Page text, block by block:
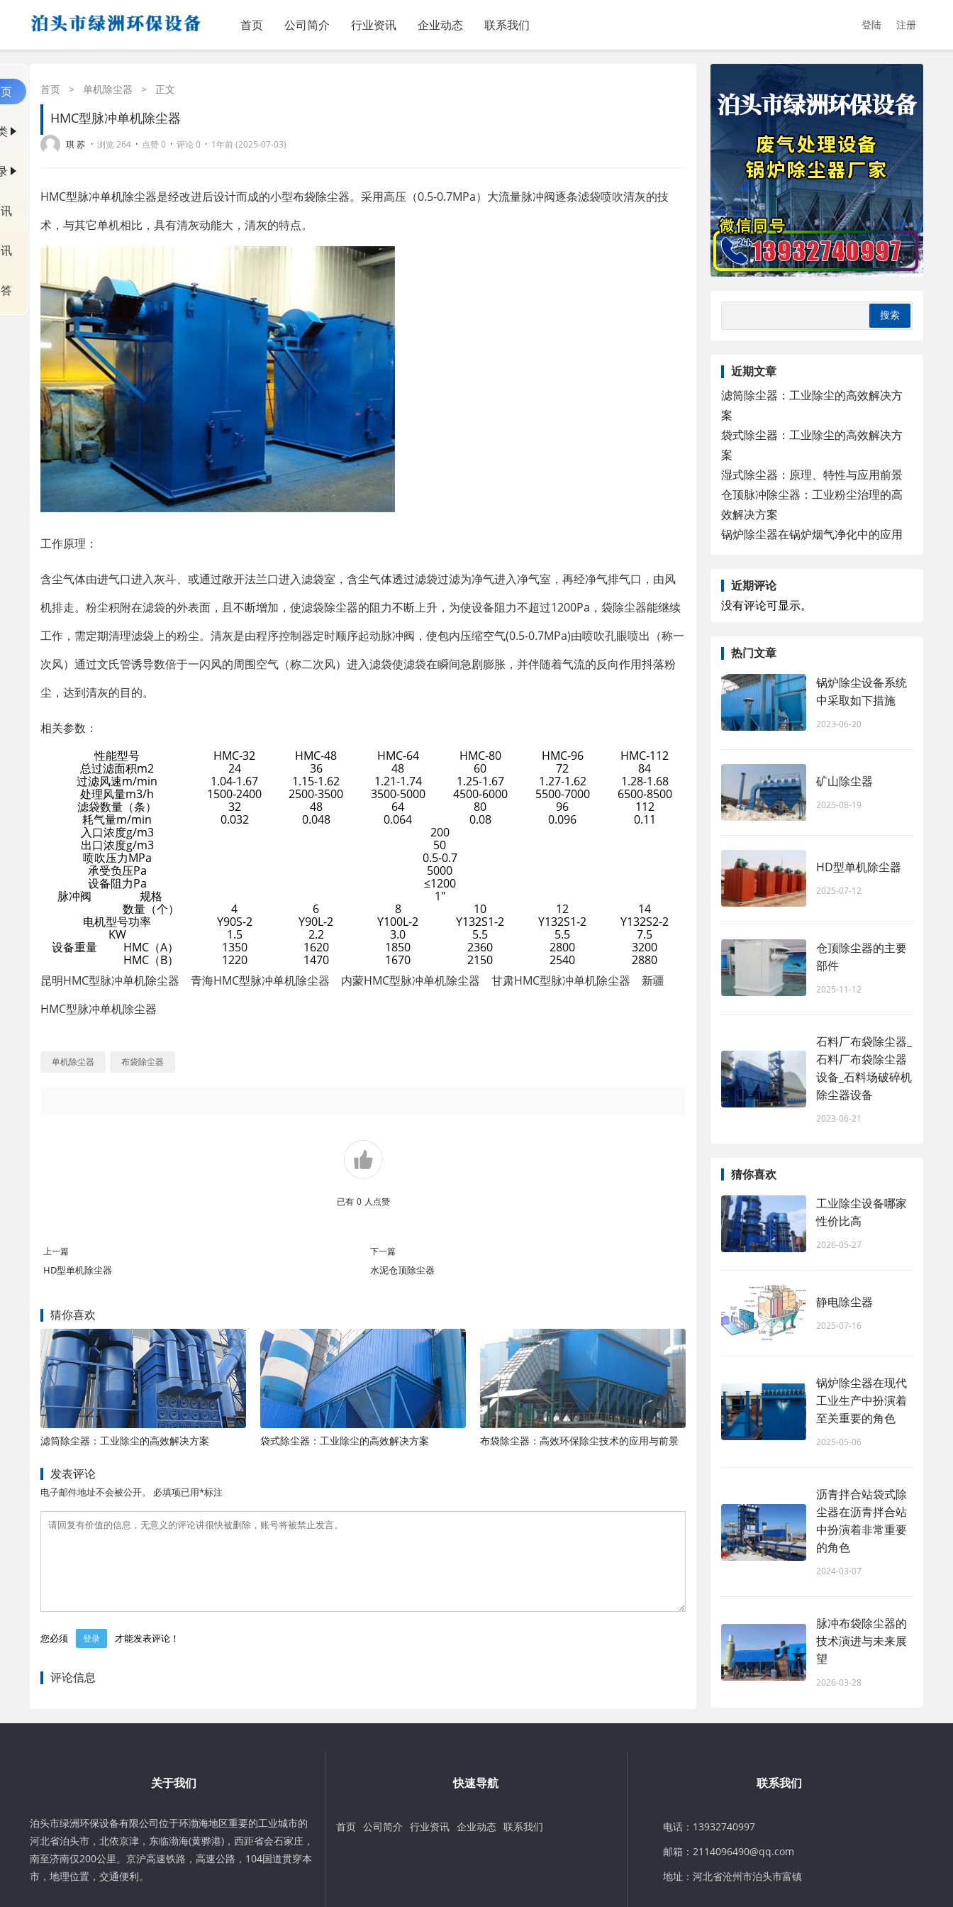
首页 公司简介 行业资讯 企业动态 联系我们 登陆 注册
首页 > 单机除尘器 > 正文
HMC型脉冲单机除尘器
琪 苏 · 浏览 264 · 点赞 0 · 评论 0 · 1年前 (2025-07-03)
HMC型脉冲单机除尘器是经改进后设计而成的小型布袋除尘器。采用高压（0.5-0.7MPa）大流量脉冲阀逐条滤袋喷吹清灰的技
术，与其它单机相比，具有清灰动能大，清灰的特点。
工作原理：
含尘气体由进气口进入灰斗、或通过敞开法兰口进入滤袋室，含尘气体透过滤袋过滤为净气进入净气室，再经净气排气口，由风
机排走。粉尘积附在滤袋的外表面，且不断增加，使滤袋除尘器的阻力不断上升，为使设备阻力不超过1200Pa，袋除尘器能继续
工作，需定期清理滤袋上的粉尘。清灰是由程序控制器定时顺序起动脉冲阀，使包内压缩空气(0.5-0.7MPa)由喷吹孔眼喷出（称一
次风）通过文氏管诱导数倍于一闪风的周围空气（称二次风）进入滤袋使滤袋在瞬间急剧膨胀，并伴随着气流的反向作用抖落粉
尘，达到清灰的目的。
相关参数：
性能型号
HMC-32 HMC-48 HMC-64 HMC-80 HMC-96
HMC-112
总过滤面积m2
24 36 48 60 72
84
过滤风速m/min
1.04-1.67 1.15-1.62 1.21-1.74 1.25-1.67 1.27-1.62
1.28-1.68
处理风量m3/h
1500-2400 2500-3500 3500-5000 4500-6000 5500-7000
6500-8500
滤袋数量（条）
32 48 64 80 96
112
耗气量m/min
0.032 0.048 0.064 0.08 0.096
0.11
入口浓度g/m3
200
出口浓度g/m3
50
喷吹压力MPa
0.5-0.7
承受负压Pa
5000
设备阻力Pa
≤1200
脉冲阀
规格
1″
数量（个）
4 6 8 10 12
14
电机型号功率
Y90S-2 Y90L-2 Y100L-2 Y132S1-2 Y132S1-2
Y132S2-2
KW
1.5 2.2 3.0 5.5 5.5
7.5
设备重量
HMC（A） 1350 1620 1850 2360 2800
3200
HMC（B）
1220 1470 1670 2150 2540
2880
昆明HMC型脉冲单机除尘器 青海HMC型脉冲单机除尘器 内蒙HMC型脉冲单机除尘器 甘肃HMC型脉冲单机除尘器 新疆
HMC型脉冲单机除尘器
单机除尘器 布袋除尘器
已有 0 人点赞
上一篇
HD型单机除尘器
下一篇
水泥仓顶除尘器
猜你喜欢
滤筒除尘器：工业除尘的高效解决方案 袋式除尘器：工业除尘的高效解决方案 布袋除尘器：高效环保除尘技术的应用与前景
发表评论
电子邮件地址不会被公开。 必填项已用*标注
您必须 登录 才能发表评论！
评论信息
近期文章
滤筒除尘器：工业除尘的高效解决方
案
袋式除尘器：工业除尘的高效解决方
案
湿式除尘器：原理、特性与应用前景
仓顶脉冲除尘器：工业粉尘治理的高
效解决方案
锅炉除尘器在锅炉烟气净化中的应用
近期评论
没有评论可显示。
热门文章
锅炉除尘设备系统
中采取如下措施
2023-06-20
矿山除尘器
2025-08-19
HD型单机除尘器
2025-07-12
仓顶除尘器的主要
部件
2025-11-12
石料厂布袋除尘器_
石料厂布袋除尘器
设备_石料场破碎机
除尘器设备
2023-06-21
猜你喜欢
工业除尘设备哪家
性价比高
2026-05-27
静电除尘器
2025-07-16
锅炉除尘器在现代
工业生产中扮演着
至关重要的角色
2025-05-06
沥青拌合站袋式除
尘器在沥青拌合站
中扮演着非常重要
的角色
2024-03-07
脉冲布袋除尘器的
技术演进与未来展
望
2026-03-28
关于我们
泊头市绿洲环保设备有限公司位于环渤海地区重要的工业城市的
河北省泊头市，北依京津，东临渤海(黄骅港)，西距省会石家庄，
南至济南仅200公里。京沪高速铁路，高速公路，104国道贯穿本
市，地理位置，交通便利。
快速导航
首页 公司简介 行业资讯 企业动态 联系我们
联系我们
电话：13932740997
邮箱：2114096490@qq.com
地址：河北省沧州市泊头市富镇